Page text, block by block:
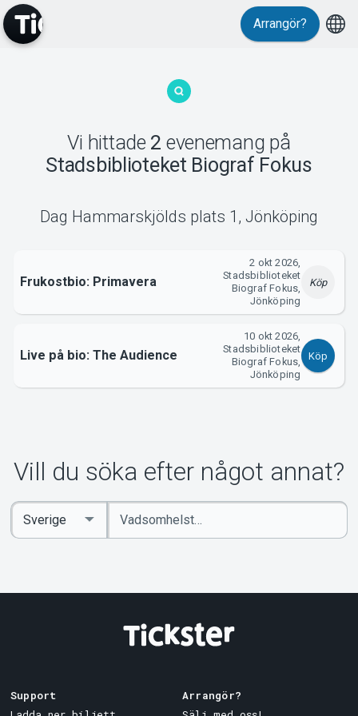
MyTickster
Om Tickster
Arrangör?
Vi hittade 2 evenemang på
Stadsbiblioteket Biograf Fokus
Dag Hammarskjölds plats 1 , Jönköping
Frukostbio: Primavera
2 okt 2026,
Stadsbiblioteket
Biograf Fokus,
Jönköping
Köp
Live på bio: The Audience
10 okt 2026,
Stadsbiblioteket
Biograf Fokus,
Jönköping
Köp
Vill du söka efter något annat?
Ange
sökord
Select
Country
Support
Arrangör?